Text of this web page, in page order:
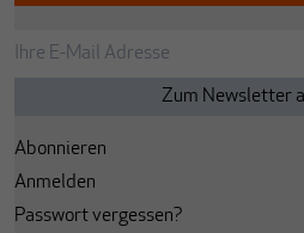
Abonnieren
Anmelden
Passwort vergessen?